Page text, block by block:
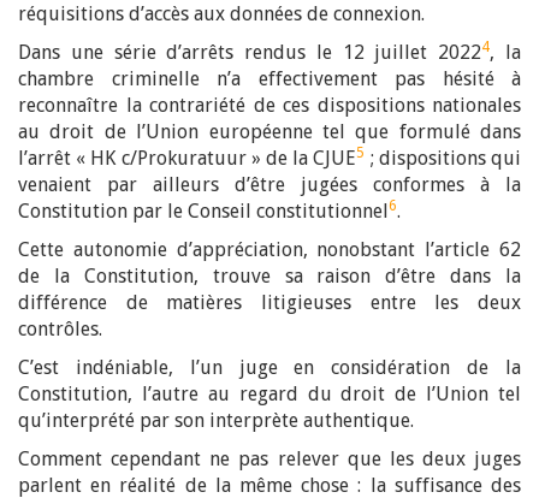
réquisitions d’accès aux données de connexion.
Dans une série d’arrêts rendus le 12 juillet 20224, la
chambre criminelle n’a effectivement pas hésité à
reconnaître la contrariété de ces dispositions nationales
au droit de l’Union européenne tel que formulé dans
l’arrêt « HK c/Prokuratuur » de la CJUE5 ; dispositions qui
venaient par ailleurs d’être jugées conformes à la
Constitution par le Conseil constitutionnel6.
Cette autonomie d’appréciation, nonobstant l’article 62
de la Constitution, trouve sa raison d’être dans la
différence de matières litigieuses entre les deux
contrôles.
C’est indéniable, l’un juge en considération de la
Constitution, l’autre au regard du droit de l’Union tel
qu’interprété par son interprète authentique.
Comment cependant ne pas relever que les deux juges
parlent en réalité de la même chose : la suffisance des